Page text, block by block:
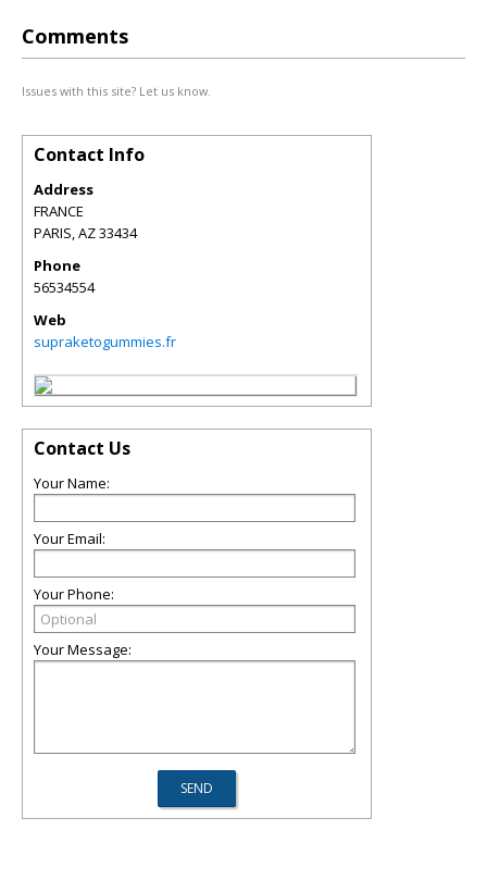
Comments
Issues with this site? Let us know.
Contact Info
Address
FRANCE
PARIS,AZ33434
Phone
56534554
Web
supraketogummies.fr
Contact Us
Your Name:
Your Email:
Your Phone:
Your Message: